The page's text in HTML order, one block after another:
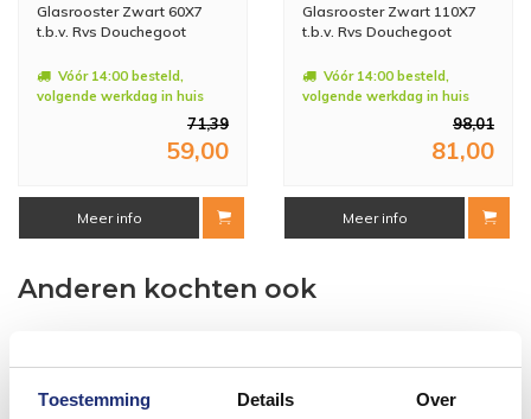
Toestemming Details Over
Glasrooster Zwart 60X7
t.b.v. Rvs Douchegoot
Vóór 14:00 besteld,
volgende werkdag in huis
71,39
59,00
Meer info
Glasrooster Zwart 110X7
t.b.v. Rvs Douchegoot
Vóór 14:00 besteld,
volgende werkdag in huis
98,01
81,00
Meer info
Anderen kochten ook